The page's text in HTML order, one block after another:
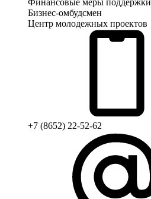
Финансовые меры поддержки
Бизнес-омбудсмен
Центр молодежных проектов
+7 (8652) 22-52-62